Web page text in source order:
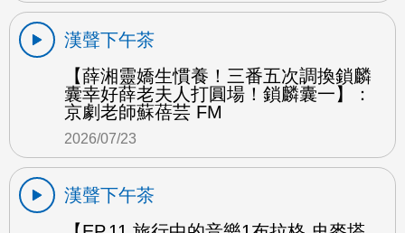
漢聲下午茶
【薛湘靈嬌生慣養！三番五次調換鎖麟
囊幸好薛老夫人打圓場！鎖麟囊一】：
京劇老師蘇蓓芸 FM
2026/07/23
漢聲下午茶